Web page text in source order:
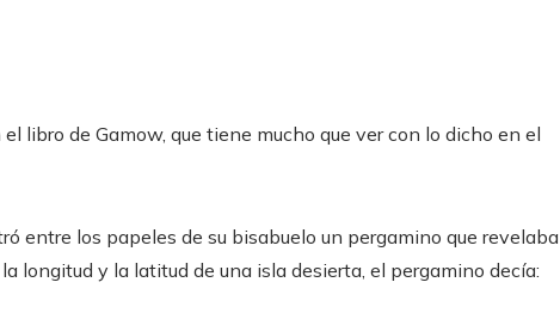
libro de Gamow, que tiene mucho que ver con lo dicho en el
entre los papeles de su bisabuelo un pergamino que revelaba
longitud y la latitud de una isla desierta, el pergamino decía: